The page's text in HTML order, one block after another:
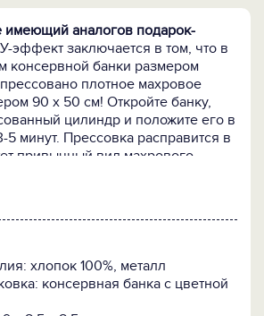
имеющий аналогов подарок-
эффект заключается в том, что в
консервной банки размером
плотное махровое
90 х 50 см! Откройте банку,
цилиндр и положите его в
5 минут. Прессовка расправится в
привычный вид махрового
потери качества и внешнего
деле находится в банке, его
в этот уникальный подарок.
Дню Защитника
хлопок 100%, металл
консервная банка с цветной